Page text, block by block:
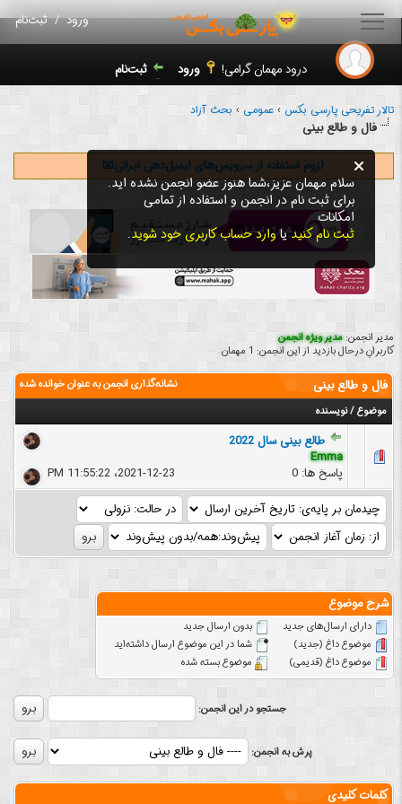
ورود/ثبت‌نام
درود مهمان گرامی! ورود ثبت‌نام
سلام مهمان عزیز،شما هنوز عضو انجمن نشده اید.
برای ثبت نام در انجمن و استفاده از تمامی
امکانات
ثبت نام کنیدیاوارد حساب کاربری خود شوید.
تالار تفریحی پارسی بکس › عمومی › بحث آزاد
فال و طالع بینی
لزوم استفاده از سرویس‌های ایمیل‌دهی ایرانی📧
مدیر انجمن:مدیر ویژه انجمن
کاربرانِ درحال بازدید از این انجمن: 1 مهمان
نشانه‌گذاری انجمن به عنوان خوانده شده فال و طالع بینی
موضوع/نویسنده
طالع بینی سال 2022
Emma
پاسخ ها: 0
2021-12-23، 11:55:22 PM
شرح موضوع
دارای ارسال‌های جدید‌
موضوع داغ (جدید‌)
موضوع داغ (قدیمی)
بدون ارسال جدید‌
شما در این موضوع ارسال داشته‌اید
موضوع بسته شده
جستجو در این انجمن:
پرش به انجمن:
کلمات کلیدی